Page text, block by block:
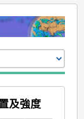
及強度